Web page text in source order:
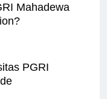
Mahadewa
PGRI